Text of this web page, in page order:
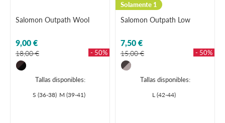
Salomon Outpath Wool
9,00 €
18,00 € - 50%
Tallas disponibles:
S (36-38) M (39-41)
Solamente 1
Salomon Outpath Low
7,50 €
15,00 € - 50%
Tallas disponibles:
L (42-44)